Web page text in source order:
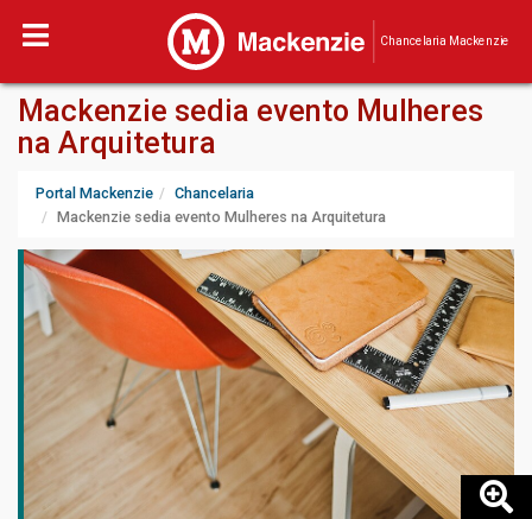
Chancelaria Mackenzie
Mackenzie sedia evento Mulheres
na Arquitetura
Portal Mackenzie
Chancelaria
Mackenzie sedia evento Mulheres na Arquitetura